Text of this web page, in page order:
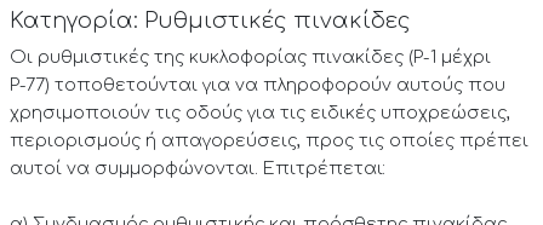
Κατηγορία: Ρυθμιστικές πινακίδες
Οι ρυθμιστικές της κυκλοφορίας πινακίδες (Ρ-1 μέχρι
Ρ-77) τοποθετούνται για να πληροφορούν αυτούς που
χρησιμοποιούν τις οδούς για τις ειδικές υποχρεώσεις,
περιορισμούς ή απαγορεύσεις, προς τις οποίες πρέπει
αυτοί να συμμορφώνονται. Επιτρέπεται: